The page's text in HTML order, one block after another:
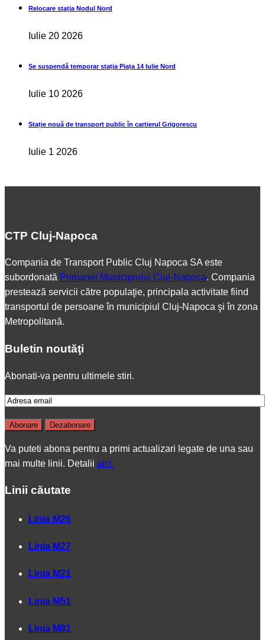
Relocare stația Nodul Nord
Iulie 20 2026
Se suspendă temporar stația Piața 14 Iulie Nord
Iulie 10 2026
Stație nouă de transport public în cartierul Grigorescu
Iulie 1 2026
CTP Cluj-Napoca
Compania de Transport Public Cluj Napoca SA este
subordonată Primariei Municipiului Cluj-Napoca. Compania
prestează servicii către populaţie, principala activitate fiind
transportul de persoane în municipiul Cluj-Napoca şi în zona
Metropolitană.
Buletin noutăţi
Abonati-va pentru ultimele stiri.
Va puteti abona pentru a primi actualizari legate de una sau
mai multe linii. Detalii aici.
Linii căutate
Linia M26
Linia M27
Linia M21
Linia M51
Linia M81